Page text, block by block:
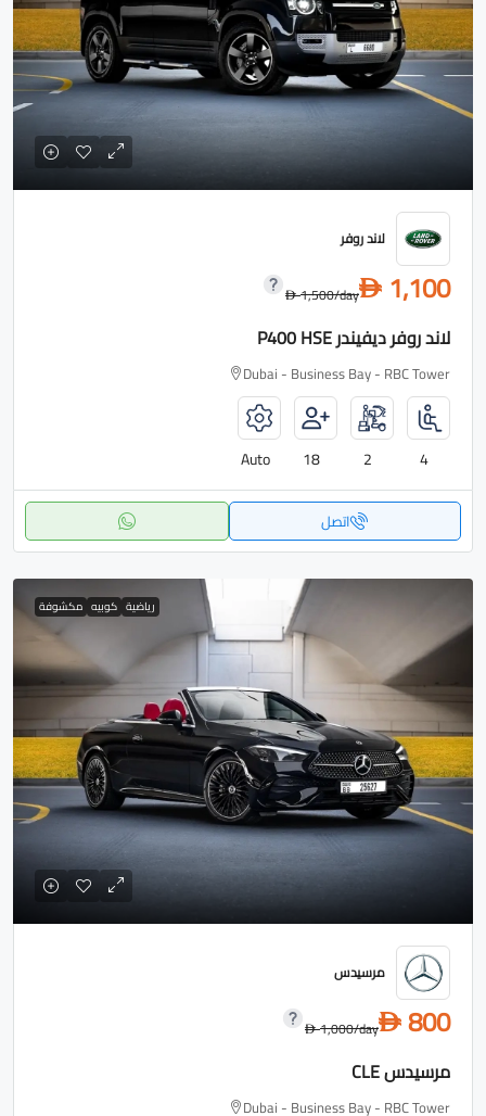
لاند روفر
D 1,100
D1,500/day
لاند روفر ديفيندر P400 HSE
Dubai - Business Bay - RBC Tower
4
2
18
Auto
اتصل
رياضية كوبيه مكشوفة
مرسيدس
D 800
D1,000/day
مرسيدس CLE
Dubai - Business Bay - RBC Tower